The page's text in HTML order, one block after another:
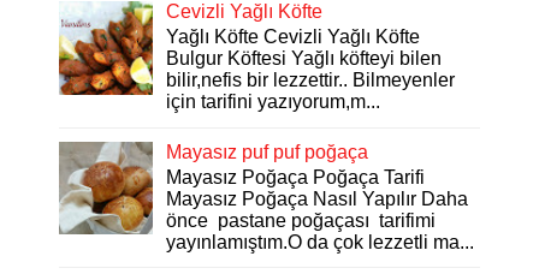
Cevizli Yağlı Köfte
Yağlı Köfte Cevizli Yağlı Köfte
Bulgur Köftesi Yağlı köfteyi bilen
bilir,nefis bir lezzettir.. Bilmeyenler
için tarifini yazıyorum,m...
Mayasız puf puf poğaça
Mayasız Poğaça Poğaça Tarifi
Mayasız Poğaça Nasıl Yapılır Daha
önce pastane poğaçası tarifimi
yayınlamıştım.O da çok lezzetli ma...